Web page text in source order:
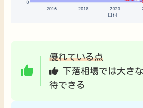
優れている点
下落相場では大き
待できる